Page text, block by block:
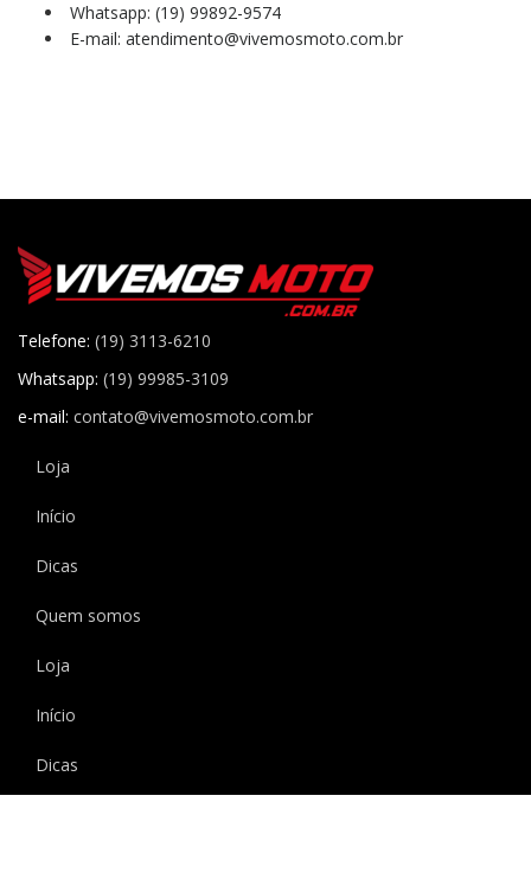
Whatsapp: (19) 99892-9574
E-mail: atendimento@vivemosmoto.com.br
Telefone: (19) 3113-6210
Whatsapp: (19) 99985-3109
e-mail: contato@vivemosmoto.com.br
Loja
Início
Dicas
Quem somos
Loja
Início
Dicas